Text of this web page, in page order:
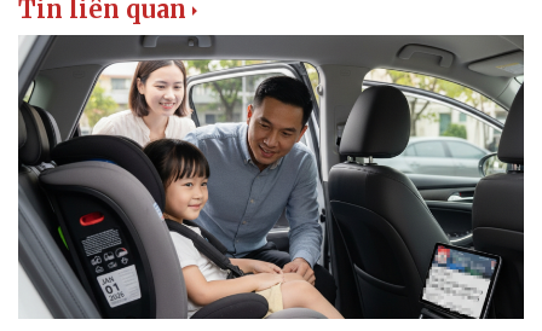
Doanh nghiệp
Thông tin doanh nghiệp
Doanh nghiệp 24h
Doanh nhân
Vì cộng đồng
Công nghệ
Sành điệu
Tin Công nghệ
Trải nghiệm
Chuyển đổi số
Tin liên quan